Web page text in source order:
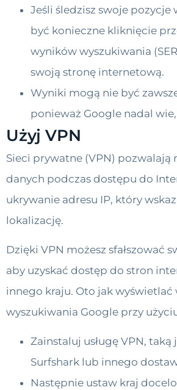
Jeśli śledzisz swoje pozycje
być konieczne kliknięcie
wyników wyszukiwania
swoją stronę internetową.
Wyniki mogą nie być
ponieważ Google nadal
Użyj VPN
Sieci prywatne (VPN) pozwalają
danych podczas dostępu do
ukrywanie adresu IP, który
lokalizację.
Dzięki VPN możesz sfałszować
aby uzyskać dostęp do stron
innego kraju. Oto jak wyświetlać
wyszukiwania Google przy
Zainstaluj usługę VPN, taką
Surfshark lub innego
Następnie ustaw kraj